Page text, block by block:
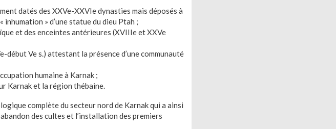
datés des XXVe-XXVIe dynasties mais déposés à
inhumation » d’une statue du dieu Ptah ;
et des enceintes antérieures (XVIIIe et XXVe
Ve s.) attestant la présence d’une communauté
humaine à Karnak ;
Karnak et la région thébaine.
complète du secteur nord de Karnak qui a ainsi
des cultes et l’installation des premiers